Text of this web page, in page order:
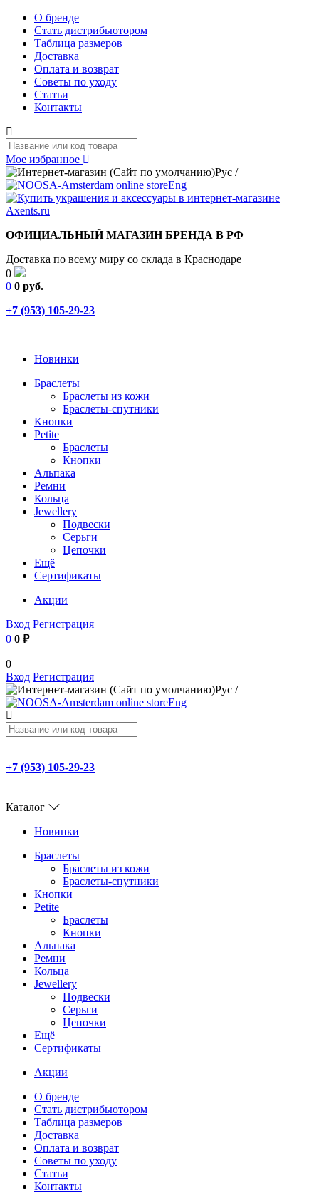
О бренде
Стать дистрибьютором
Таблица размеров
Доставка
Оплата и возврат
Советы по уходу
Статьи
Контакты
Мое избранное
Рус /
Eng
ОФИЦИАЛЬНЫЙ МАГАЗИН БРЕНДА В РФ
Доставка по всему миру со склада в Краснодаре
0
0 0 руб.
+7 (953) 105-29-23
Новинки
Браслеты
Браслеты из кожи
Браслеты-спутники
Кнопки
Petite
Браслеты
Кнопки
Альпака
Ремни
Кольца
Jewellery
Подвески
Серьги
Цепочки
Ещё
Сертификаты
Акции
Вход Регистрация
0 0 ₽
0
Вход Регистрация
Рус /
Eng
+7 (953) 105-29-23
Каталог
Новинки
Браслеты
Браслеты из кожи
Браслеты-спутники
Кнопки
Petite
Браслеты
Кнопки
Альпака
Ремни
Кольца
Jewellery
Подвески
Серьги
Цепочки
Ещё
Сертификаты
Акции
О бренде
Стать дистрибьютором
Таблица размеров
Доставка
Оплата и возврат
Советы по уходу
Статьи
Контакты